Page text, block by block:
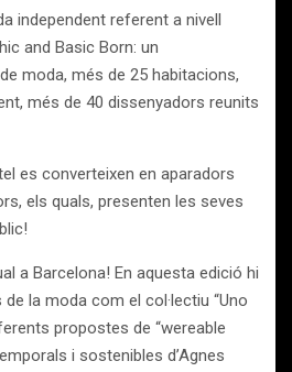
independent referent a nivell
and Basic Born: un
moda, més de 25 habitacions,
més de 40 dissenyadors reunits
es converteixen en aparadors
els quals, presenten les seves
a Barcelona! En aquesta edició hi
la moda com el col·lectiu “Uno
propostes de “wereable
i sostenibles d’Agnes